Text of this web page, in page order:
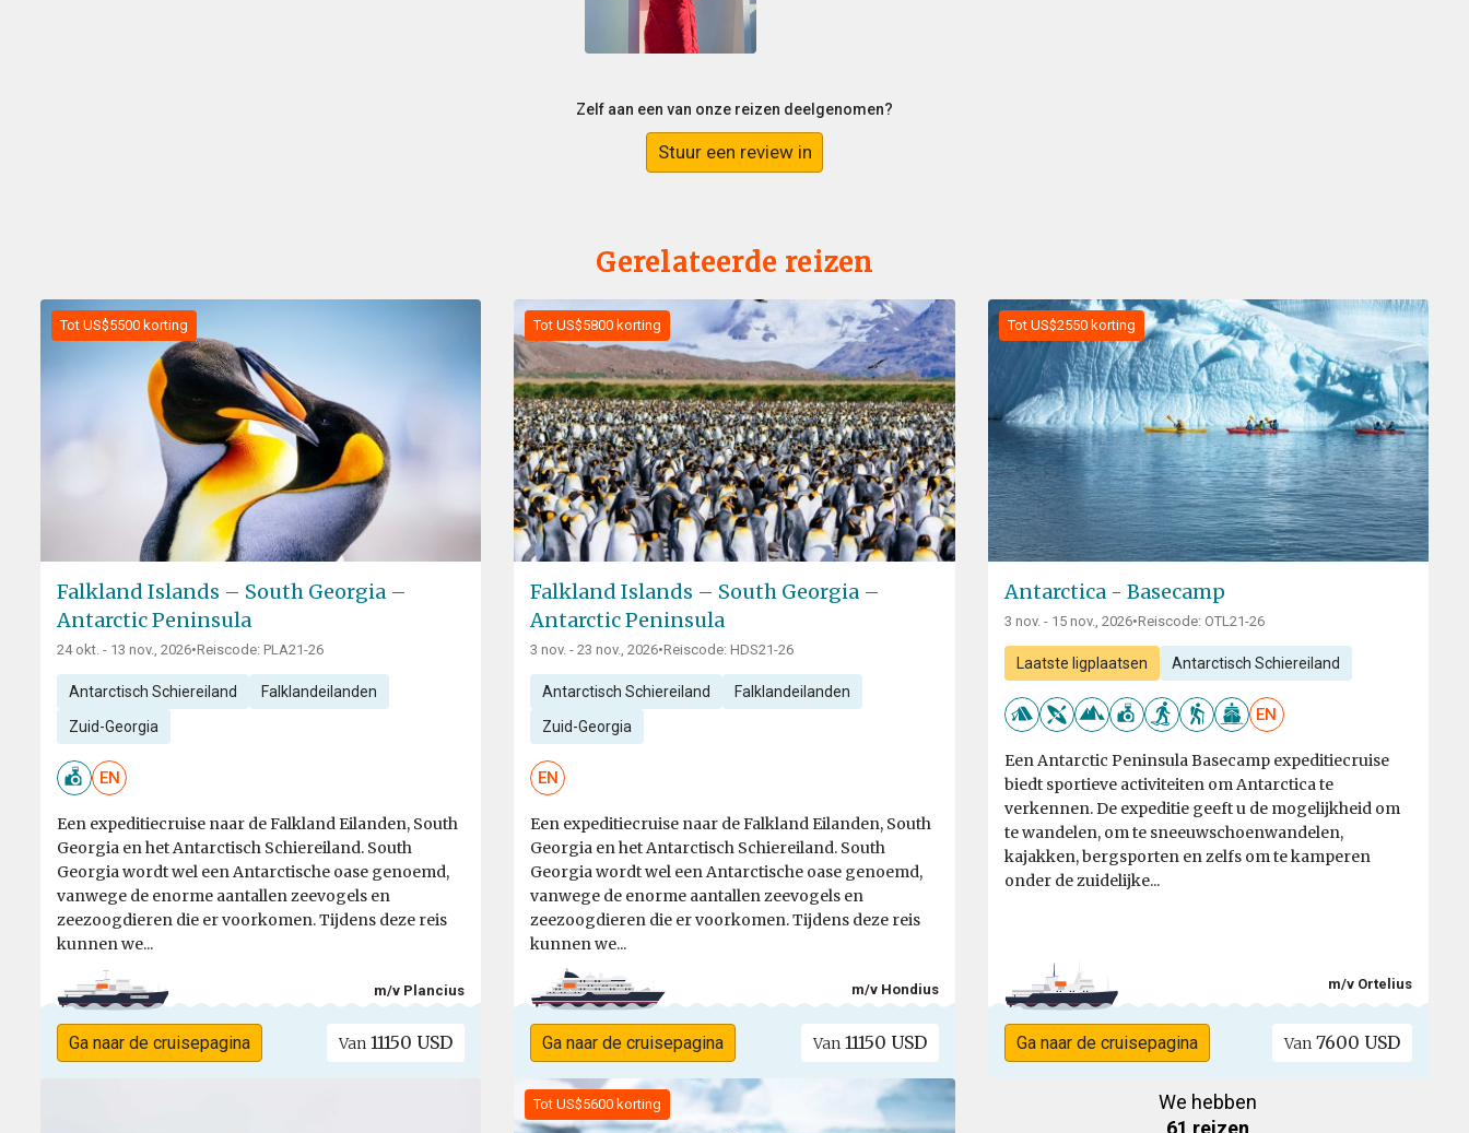
Zelf aan een van onze reizen deelgenomen?
Stuur een review in
Gerelateerde reizen
Tot US$5500 korting
Falkland Islands – South Georgia –
Antarctic Peninsula
24 okt. - 13 nov., 2026•Reiscode: PLA21-26
Antarctisch Schiereiland Falklandeilanden
Zuid-Georgia
EN
Een expeditiecruise naar de Falkland Eilanden, South
Georgia en het Antarctisch Schiereiland. South
Georgia wordt wel een Antarctische oase genoemd,
vanwege de enorme aantallen zeevogels en
zeezoogdieren die er voorkomen. Tijdens deze reis
kunnen we...
m/v Plancius
Ga naar de cruisepagina Van 11150 USD
Tot US$5800 korting
Falkland Islands – South Georgia –
Antarctic Peninsula
3 nov. - 23 nov., 2026•Reiscode: HDS21-26
Antarctisch Schiereiland Falklandeilanden
Zuid-Georgia
EN
Een expeditiecruise naar de Falkland Eilanden, South
Georgia en het Antarctisch Schiereiland. South
Georgia wordt wel een Antarctische oase genoemd,
vanwege de enorme aantallen zeevogels en
zeezoogdieren die er voorkomen. Tijdens deze reis
kunnen we...
m/v Hondius
Ga naar de cruisepagina Van11150 USD
Tot US$2550 korting
Antarctica - Basecamp
3 nov. - 15 nov., 2026•Reiscode: OTL21-26
Laatste ligplaatsen Antarctisch Schiereiland
EN
Een Antarctic Peninsula Basecamp expeditiecruise
biedt sportieve activiteiten om Antarctica te
verkennen. De expeditie geeft u de mogelijkheid om
te wandelen, om te sneeuwschoenwandelen,
kajakken, bergsporten en zelfs om te kamperen
onder de zuidelijke...
m/v Ortelius
Ga naar de cruisepagina Van 7600 USD
Tot US$5600 korting
We hebben
61 reizen